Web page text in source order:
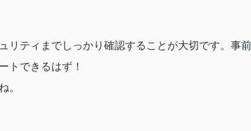
リティまでしっかり確認することが大切です。事前
トできるはず！
。